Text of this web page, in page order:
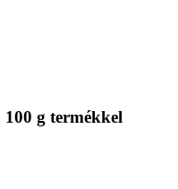
g termékkel